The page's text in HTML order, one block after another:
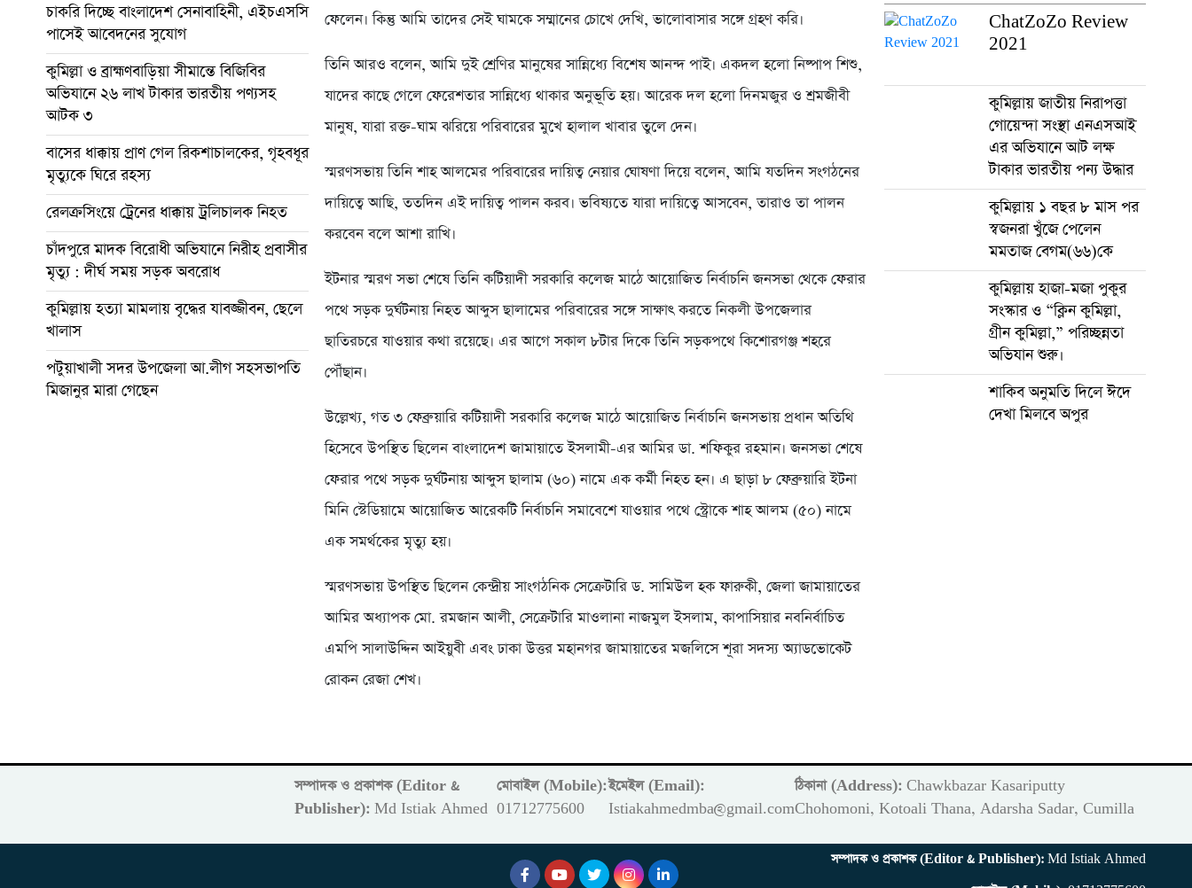
চাকরি দিচ্ছে বাংলাদেশ সেনাবাহিনী, এইচএসসি
পাসেই আবেদনের সুযোগ
কুমিল্লা ও ব্রাহ্মণবাড়িয়া সীমান্তে বিজিবির
অভিযানে ২৬ লাখ টাকার ভারতীয় পণ্যসহ
আটক ৩
বাসের ধাক্কায় প্রাণ গেল রিকশাচালকের, গৃহবধূর
মৃত্যুকে ঘিরে রহস্য
রেলক্রসিংয়ে ট্রেনের ধাক্কায় ট্রলিচালক নিহত
চাঁদপুরে মাদক বিরোধী অভিযানে নিরীহ প্রবাসীর
মৃত্যু : দীর্ঘ সময় সড়ক অবরোধ
কুমিল্লায় হত্যা মামলায় বৃদ্ধের যাবজ্জীবন, ছেলে
খালাস
পটুয়াখালী সদর উপজেলা আ.লীগ সহসভাপতি
মিজানুর মারা গেছেন
ফেলেন। কিন্তু আমি তাদের সেই ঘামকে সম্মানের চোখে দেখি, ভালোবাসার সঙ্গে গ্রহণ করি।
তিনি আরও বলেন, আমি দুই শ্রেণির মানুষের সান্নিধ্যে বিশেষ আনন্দ পাই। একদল হলো নিষ্পাপ শিশু,
যাদের কাছে গেলে ফেরেশতার সান্নিধ্যে থাকার অনুভূতি হয়। আরেক দল হলো দিনমজুর ও শ্রমজীবী
মানুষ, যারা রক্ত-ঘাম ঝরিয়ে পরিবারের মুখে হালাল খাবার তুলে দেন।
স্মরণসভায় তিনি শাহ আলমের পরিবারের দায়িত্ব নেয়ার ঘোষণা দিয়ে বলেন, আমি যতদিন সংগঠনের
দায়িত্বে আছি, ততদিন এই দায়িত্ব পালন করব। ভবিষ্যতে যারা দায়িত্বে আসবেন, তারাও তা পালন
করবেন বলে আশা রাখি।
ইটনার স্মরণ সভা শেষে তিনি কটিয়াদী সরকারি কলেজ মাঠে আয়োজিত নির্বাচনি জনসভা থেকে ফেরার
পথে সড়ক দুর্ঘটনায় নিহত আব্দুস ছালামের পরিবারের সঙ্গে সাক্ষাৎ করতে নিকলী উপজেলার
ছাতিরচরে যাওয়ার কথা রয়েছে। এর আগে সকাল ৮টার দিকে তিনি সড়কপথে কিশোরগঞ্জ শহরে
পৌঁছান।
উল্লেখ্য, গত ৩ ফেব্রুয়ারি কটিয়াদী সরকারি কলেজ মাঠে আয়োজিত নির্বাচনি জনসভায় প্রধান অতিথি
হিসেবে উপস্থিত ছিলেন বাংলাদেশ জামায়াতে ইসলামী-এর আমির ডা. শফিকুর রহমান। জনসভা শেষে
ফেরার পথে সড়ক দুর্ঘটনায় আব্দুস ছালাম (৬০) নামে এক কর্মী নিহত হন। এ ছাড়া ৮ ফেব্রুয়ারি ইটনা
মিনি স্টেডিয়ামে আয়োজিত আরেকটি নির্বাচনি সমাবেশে যাওয়ার পথে স্ট্রোকে শাহ আলম (৫০) নামে
এক সমর্থকের মৃত্যু হয়।
স্মরণসভায় উপস্থিত ছিলেন কেন্দ্রীয় সাংগঠনিক সেক্রেটারি ড. সামিউল হক ফারুকী, জেলা জামায়াতের
আমির অধ্যাপক মো. রমজান আলী, সেক্রেটারি মাওলানা নাজমুল ইসলাম, কাপাসিয়ার নবনির্বাচিত
এমপি সালাউদ্দিন আইয়ুবী এবং ঢাকা উত্তর মহানগর জামায়াতের মজলিসে শূরা সদস্য অ্যাডভোকেট
রোকন রেজা শেখ।
ChatZoZo Review
2021
কুমিল্লায় জাতীয় নিরাপত্তা
গোয়েন্দা সংস্থা এনএসআই
এর অভিযানে আট লক্ষ
টাকার ভারতীয় পন্য উদ্ধার
কুমিল্লায় ১ বছর ৮ মাস পর
স্বজনরা খুঁজে পেলেন
মমতাজ বেগম(৬৬)কে
কুমিল্লায় হাজা-মজা পুকুর
সংস্কার ও “ক্লিন কুমিল্লা,
গ্রীন কুমিল্লা,” পরিচ্ছন্নতা
অভিযান শুরু।
শাকিব অনুমতি দিলে ঈদে
দেখা মিলবে অপুর
সম্পাদক ও প্রকাশক (Editor &
Publisher): Md Istiak Ahmed
মোবাইল (Mobile):
01712775600
ইমেইল (Email):
Istiakahmedmba@gmail.com
ঠিকানা (Address): Chawkbazar Kasariputty
Chohomoni, Kotoali Thana, Adarsha Sadar, Cumilla
সম্পাদক ও প্রকাশক (Editor & Publisher): Md Istiak Ahmed